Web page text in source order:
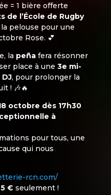
= 1 bière offerte
de l’École de Rugby
pelouse pour une
Rose. 💕
la peñafera résonner
place à une 3e mi-
, pour prolonger la
! 🎶🔥
octobre dès 17h30
à
pour tous, une
qui nous
rcn.com/
€ seulement !